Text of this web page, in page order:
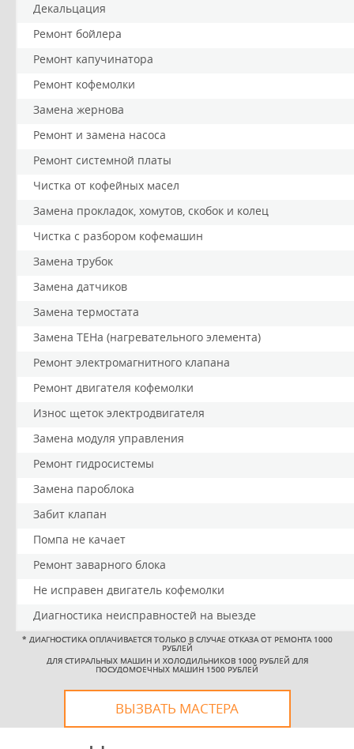
Декальцация
Ремонт бойлера
Ремонт капучинатора
Ремонт кофемолки
Замена жернова
Ремонт и замена насоса
Ремонт системной платы
Чистка от кофейных масел
Замена прокладок, хомутов, скобок и колец
Чистка с разбором кофемашин
Замена трубок
Замена датчиков
Замена термостата
Замена ТЕНа (нагревательного элемента)
Ремонт электромагнитного клапана
Ремонт двигателя кофемолки
Износ щеток электродвигателя
Замена модуля управления
Ремонт гидросистемы
Замена пароблока
Забит клапан
Помпа не качает
Ремонт заварного блока
Не исправен двигатель кофемолки
Диагностика неисправностей на выезде
* ДИАГНОСТИКА ОПЛАЧИВАЕТСЯ ТОЛЬКО В СЛУЧАЕ ОТКАЗА ОТ РЕМОНТА 1000
РУБЛЕЙ
ДЛЯ СТИРАЛЬНЫХ МАШИН И ХОЛОДИЛЬНИКОВ 1000 РУБЛЕЙ ДЛЯ
ПОСУДОМОЕЧНЫХ МАШИН 1500 РУБЛЕЙ
ВЫЗВАТЬ МАСТЕРА